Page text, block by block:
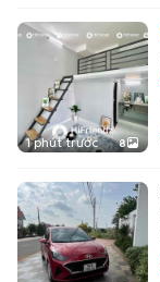
1 phút trước 8